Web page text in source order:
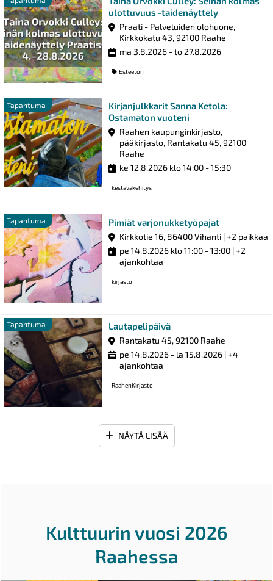
ulottuvuus -taidenäyttely
Praati - Palveluiden olohuone,
Kirkkokatu 43, 92100 Raahe
ma 3.8.2026 - to 27.8.2026
Esteetön
Tapahtuma
Kirjanjulkkarit Sanna Ketola:
Ostamaton vuoteni
Raahen kaupunginkirjasto,
pääkirjasto, Rantakatu 45, 92100
Raahe
ke 12.8.2026 klo 14:00 - 15:30
kestäväkehitys
Tapahtuma Pimiät varjonukketyöpajatTapahtuma
Kirkkotie 16, 86400 Vihanti | +2 paikkaa
pe 14.8.2026 klo 11:00 - 13:00 | +2
ajankohtaa
kirjasto
Tapahtuma LautapelipäiväTapahtuma
Rantakatu 45, 92100 Raahe
pe 14.8.2026 - la 15.8.2026 | +4
ajankohtaa
RaahenKirjasto
NÄYTÄ LISÄÄ
Kulttuurin vuosi 2026
Raahessa